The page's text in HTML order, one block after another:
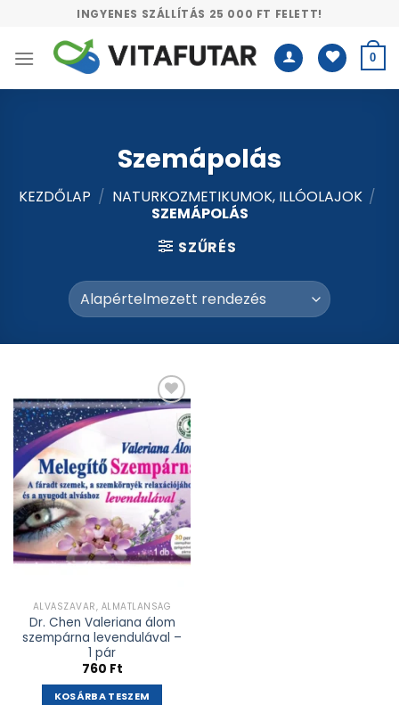
content
INGYENES SZÁLLÍTÁS 25 000 FT FELETT!
0
Szemápolás
KEZDŐLAP / NATURKOZMETIKUMOK, ILLÓOLAJOK /
SZEMÁPOLÁS
SZŰRÉS
Kívánságlistához
ALVÁSZAVAR, ÁLMATLANSÁG
Dr. Chen Valeriana álom
szempárna levendulával –
1 pár
760 Ft
KOSÁRBA TESZEM